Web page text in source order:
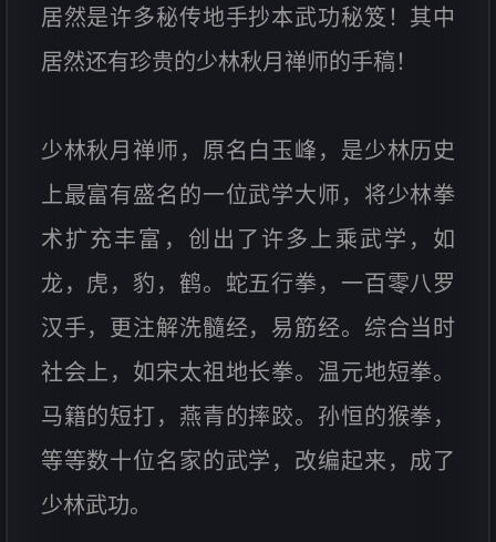
居然是许多秘传地手抄本武功秘笈！其中
居然还有珍贵的少林秋月禅师的手稿！
少林秋月禅师，原名白玉峰，是少林历史
上最富有盛名的一位武学大师，将少林拳
术扩充丰富，创出了许多上乘武学，如
龙，虎，豹，鹤。蛇五行拳，一百零八罗
汉手，更注解洗髓经，易筋经。综合当时
社会上，如宋太祖地长拳。温元地短拳。
马籍的短打，燕青的摔跤。孙恒的猴拳，
等等数十位名家的武学，改编起来，成了
少林武功。